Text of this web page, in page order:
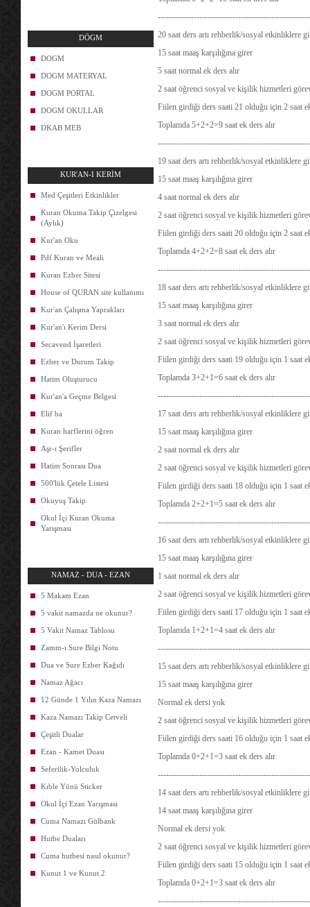
DÖGM
DOGM
DOGM MATERYAL
DOGM PORTAL
DOGM OKULLAR
DKAB MEB
KUR'AN-I KERİM
Med Çeşitleri Etkinlikler
Kuran Okuma Takip Çizelgesi
(Aylık)
Kur'an Oku
Pdf Kuran ve Meali
Kuran Ezber Sitesi
House of QURAN site kullanımı
Kur'an Çalışma Yaprakları
Kur'an'ı Kerim Dersi
Secavend İşaretleri
Ezber ve Durum Takip
Hatim Oluşturucu
Kur'an'a Geçme Belgesi
Elif ba
Kuran harflerini öğren
Aşr-ı Şerifler
Hatim Sonrası Dua
500'lük Çetele Listesi
Okuyuş Takip
Okul İçi Kuran Okuma
Yarışması
NAMAZ - DUA - EZAN
5 Makam Ezan
5 vakit namazda ne okunur?
5 Vakit Namaz Tablosu
Zamm-ı Sure Bilgi Notu
Dua ve Sure Ezber Kağıdı
Namaz Ağacı
12 Günde 1 Yılın Kaza Namazı
Kaza Namazı Takip Cetveli
Çeşitli Dualar
Ezan - Kamet Duası
Seferilik-Yolculuk
Kıble Yönü Sticker
Okul İçi Ezan Yarışması
Cuma Namazı Gülbank
Hutbe Duaları
Cuma hutbesi nasıl okunur?
Kunut 1 ve Kunut 2
20 saat ders artı rehberlik/sosyal etkinliklere
15 saat maaş karşılığına girer
5 saat normal ek ders alır
2 saat öğrenci sosyal ve kişilik hizmetleri
Fiilen girdiği ders saati 21 olduğu için 2 saat
Toplamda 5+2+2=9 saat ek ders alır
19 saat ders artı rehberlik/sosyal etkinliklere
15 saat maaş karşılığına girer
4 saat normal ek ders alır
2 saat öğrenci sosyal ve kişilik hizmetleri
Fiilen girdiği ders saati 20 olduğu için 2 saat
Toplamda 4+2+2=8 saat ek ders alır
18 saat ders artı rehberlik/sosyal etkinliklere
15 saat maaş karşılığına girer
3 saat normal ek ders alır
2 saat öğrenci sosyal ve kişilik hizmetleri
Fiilen girdiği ders saati 19 olduğu için 1 saat
Toplamda 3+2+1=6 saat ek ders alır
17 saat ders artı rehberlik/sosyal etkinliklere
15 saat maaş karşılığına girer
2 saat normal ek ders alır
2 saat öğrenci sosyal ve kişilik hizmetleri
Fiilen girdiği ders saati 18 olduğu için 1 saat
Toplamda 2+2+1=5 saat ek ders alır
16 saat ders artı rehberlik/sosyal etkinliklere
15 saat maaş karşılığına girer
1 saat normal ek ders alır
2 saat öğrenci sosyal ve kişilik hizmetleri
Fiilen girdiği ders saati 17 olduğu için 1 saat
Toplamda 1+2+1=4 saat ek ders alır
15 saat ders artı rehberlik/sosyal etkinliklere
15 saat maaş karşılığına girer
Normal ek dersi yok
2 saat öğrenci sosyal ve kişilik hizmetleri
Fiilen girdiği ders saati 16 olduğu için 1 saat
Toplamda 0+2+1=3 saat ek ders alır
14 saat ders artı rehberlik/sosyal etkinliklere
14 saat maaş karşılığına girer
Normal ek dersi yok
2 saat öğrenci sosyal ve kişilik hizmetleri
Fiilen girdiği ders saati 15 olduğu için 1 saat
Toplamda 0+2+1=3 saat ek ders alır